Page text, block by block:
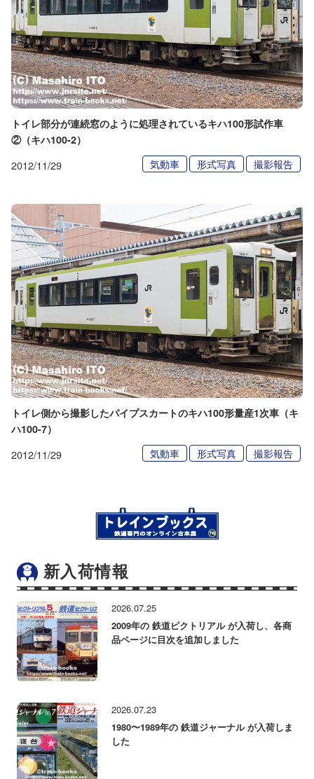
トイレ部分が連続窓のように処理されているキハ100形試作車
②（キハ100-2）
2012/11/29 気動車 形式写真 撮影報告
トイレ側から撮影したパイプスカートのキハ100形量産1次車（キ
ハ100-7）
2012/11/29 気動車 形式写真 撮影報告
新入荷情報
2026.07.25
2009年の 鉄道ピクトリアル が入荷し、各商
品ページに目次を追加しました
2026.07.23
1980〜1989年の 鉄道ジャーナル が入荷しま
した